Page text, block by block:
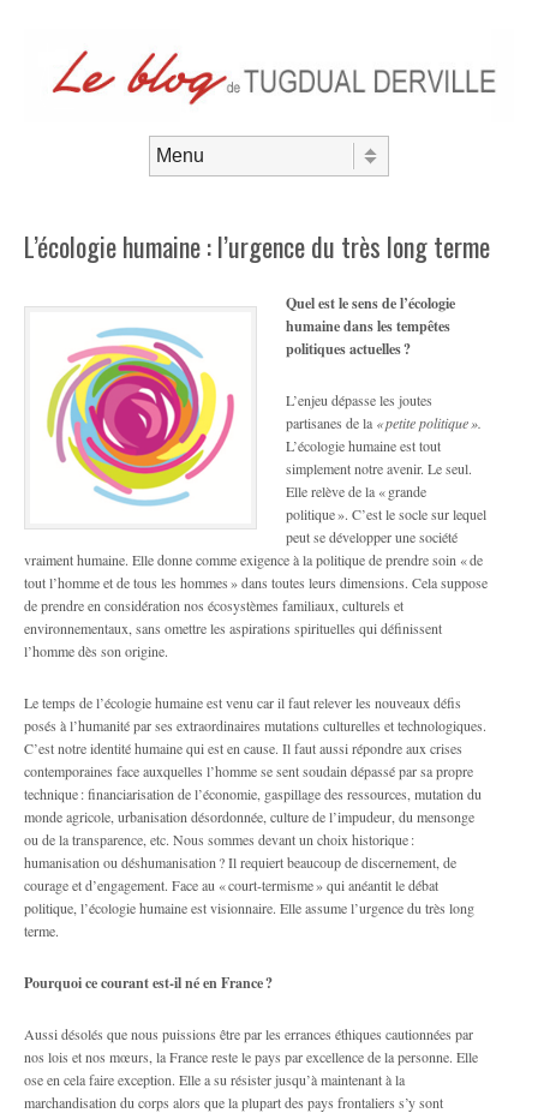
L’écologie humaine : l’urgence du très long terme
Quel est le sens de l’écologie
humaine dans les tempêtes
politiques actuelles ?
L’enjeu dépasse les joutes
partisanes de la « petite politique ».
L’écologie humaine est tout
simplement notre avenir. Le seul.
Elle relève de la « grande
politique ». C’est le socle sur lequel
peut se développer une société
vraiment humaine. Elle donne comme exigence à la politique de prendre soin « de
tout l’homme et de tous les hommes » dans toutes leurs dimensions. Cela suppose
de prendre en considération nos écosystèmes familiaux, culturels et
environnementaux, sans omettre les aspirations spirituelles qui définissent
l’homme dès son origine.
Le temps de l’écologie humaine est venu car il faut relever les nouveaux défis
posés à l’humanité par ses extraordinaires mutations culturelles et technologiques.
C’est notre identité humaine qui est en cause. Il faut aussi répondre aux crises
contemporaines face auxquelles l’homme se sent soudain dépassé par sa propre
technique : financiarisation de l’économie, gaspillage des ressources, mutation du
monde agricole, urbanisation désordonnée, culture de l’impudeur, du mensonge
ou de la transparence, etc. Nous sommes devant un choix historique :
humanisation ou déshumanisation ? Il requiert beaucoup de discernement, de
courage et d’engagement. Face au « court-termisme » qui anéantit le débat
politique, l’écologie humaine est visionnaire. Elle assume l’urgence du très long
terme.
Pourquoi ce courant est-il né en France ?
Aussi désolés que nous puissions être par les errances éthiques cautionnées par
nos lois et nos mœurs, la France reste le pays par excellence de la personne. Elle
ose en cela faire exception. Elle a su résister jusqu’à maintenant à la
marchandisation du corps alors que la plupart des pays frontaliers s’y sont